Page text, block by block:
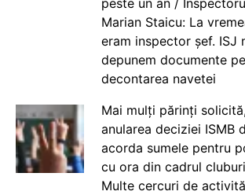
Marian Staicu: La
eram inspector șef. ISJ
depunem documente
decontarea navetei
Mai mulți părinți
anularea deciziei ISMB
acorda sumele pentru
cu ora din cadrul
Multe cercuri de